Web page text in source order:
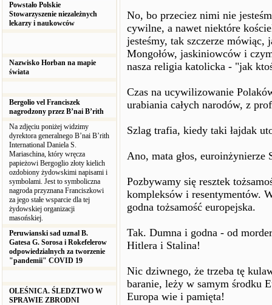
Powstało Polskie
Stowarzyszenie niezależnych
lekarzy i naukowców
Nazwisko Horban na mapie
świata
Bergolio vel Franciszek
nagrodzony przez B’nai B’rith
Na zdjęciu poniżej widzimy
dyrektora generalnego B’nai B’rith
International Daniela S.
Mariaschina, który wręcza
papieżowi Bergoglio złoty kielich
ozdobiony żydowskimi napisami i
symbolami. Jest to symboliczna
nagroda przyznana Franciszkowi
za jego stałe wsparcie dla tej
żydowskiej organizacji
masońskiej.
Peruwianski sad uznal B.
Gatesa G. Sorosa i Rokefelerow
odpowiedzialnych za tworzenie
"pandemii" COVID 19
OLEŚNICA. ŚLEDZTWO W
SPRAWIE ZBRODNI
No, bo przeciez nimi nie
cywilne, a nawet niektóre
jesteśmy, tak szczerze
Mongołów, jaskiniowców i
nasza religia katolicka - "jak
Czas na ucywilizowanie
urabiania całych narodów, z
Szlag trafia, kiedy taki łajdak
Ano, mata głos, euroinżynierze
Pozbywamy się resztek
kompleksów i resentymentów.
godna tożsamość europejska.
Tak. Dumna i godna - od
Hitlera i Stalina!
Nic dziwnego, że trzeba tę
baranie, leży w samym środku
Europa wie i pamięta!